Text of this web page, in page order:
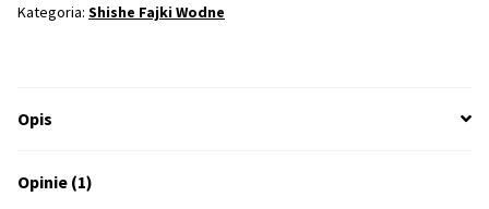
Przewaga Indica
100% Indica
100% Sativa
Kategoria: Shishe Fajki Wodne
Opis
Opinie (1)